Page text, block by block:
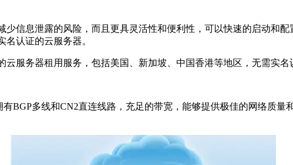
息泄露的风险，而且更具灵活性和便利性，可以快速的启动和配
认证的云服务器。
务器租用服务，包括美国、新加坡、中国香港等地区，无需实名
多线和CN2直连线路，充足的带宽，能够提供极佳的网络质量